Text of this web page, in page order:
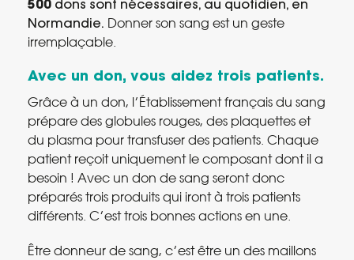
500 dons sont nécessaires, au quotidien, en
Normandie. Donner son sang est un geste
irremplaçable.
Avec un don, vous aidez trois patients.
Grâce à un don, l’Établissement français du sang
prépare des globules rouges, des plaquettes et
du plasma pour transfuser des patients. Chaque
patient reçoit uniquement le composant dont il a
besoin ! Avec un don de sang seront donc
préparés trois produits qui iront à trois patients
différents. C’est trois bonnes actions en une.
Être donneur de sang, c’est être un des maillons